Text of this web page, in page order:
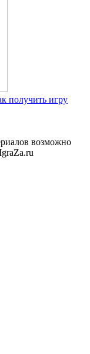
получить игру
возможно